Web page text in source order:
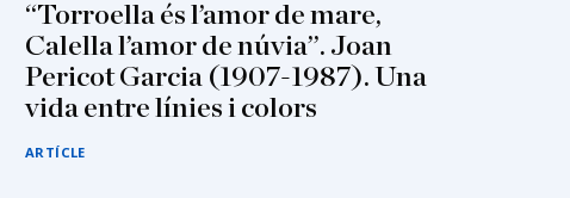
“Torroella és l’amor de mare,
Calella l’amor de núvia”. Joan
Pericot Garcia (1907-1987). Una
vida entre línies i colors
ARTÍCLE